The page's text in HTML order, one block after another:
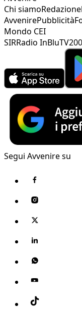
Chi siamoRedazione
AvvenirePubblicità
Mondo CEI
SIRRadio InBlu
Segui Avvenire su